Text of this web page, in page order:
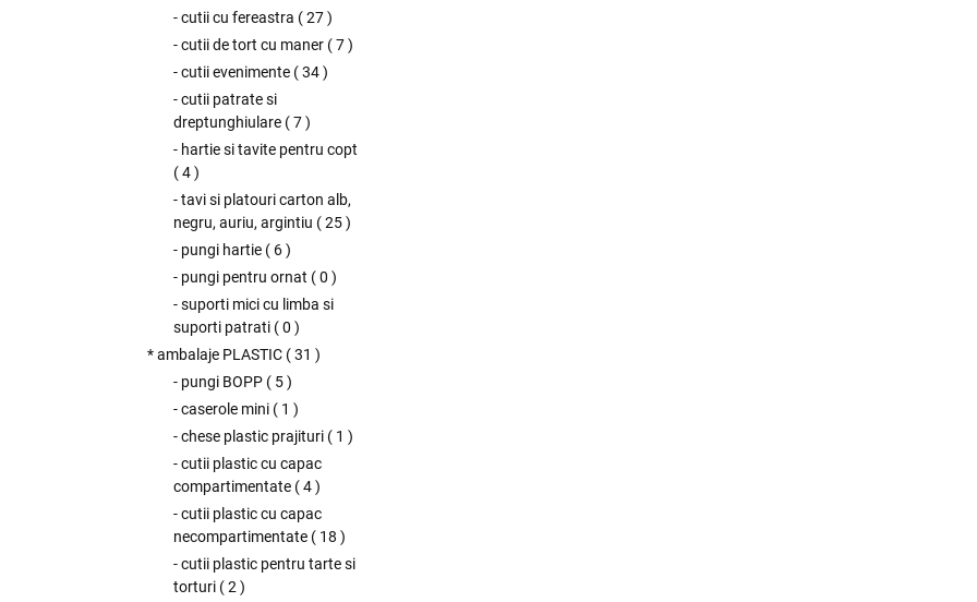
- cutii cu fereastra (27)
- cutii de tort cu maner (7)
- cutii evenimente (34)
- cutii patrate si
dreptunghiulare (7)
- hartie si tavite pentru copt
(4)
- tavi si platouri carton alb,
negru, auriu, argintiu (25)
- pungi hartie ( 6)
- pungi pentru ornat (0 )
- suporti mici cu limba si
suporti patrati (0 )
* ambalaje PLASTIC (31 )
- pungi BOPP ( 5)
- caserole mini ( 1 )
- chese plastic prajituri ( 1 )
- cutii plastic cu capac
compartimentate (4)
- cutii plastic cu capac
necompartimentate ( 18 )
- cutii plastic pentru tarte si
torturi (2 )